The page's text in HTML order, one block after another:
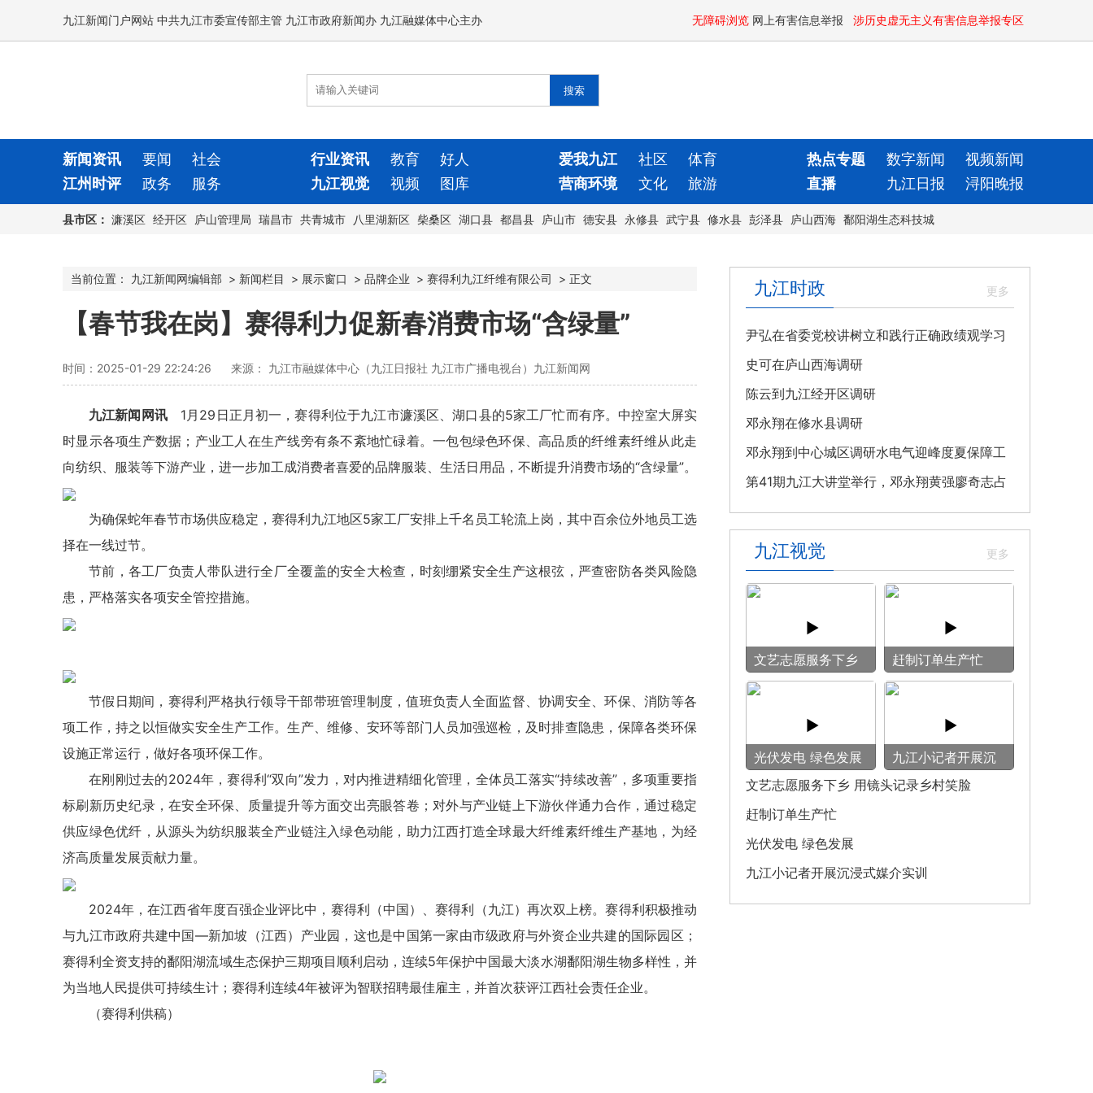
九江新闻门户网站 中共九江市委宣传部主管 九江市政府新闻办 九江融媒体中心主办 无障碍浏览 网上有害信息举报 涉历史虚无主义有害信息举报专区
新闻资讯 要闻 社会 行业资讯 教育 好人 爱我九江 社区 体育 热点专题 数字新闻
视频新闻
江州时评
政务 服务 九江视觉 视频 图库 营商环境 文化 旅游 直播 九江日报 浔阳晚报
县市区： 濂溪区 经开区 庐山管理局 瑞昌市 共青城市 八里湖新区 柴桑区 湖口县 都昌县 庐山市 德安县 永修县 武宁县 修水县 彭泽县 庐山西海 鄱阳湖生态科技城
当前位置： 九江新闻网编辑部 > 新闻栏目 > 展示窗口 > 品牌企业 > 赛得利九江纤维有限公司 > 正文
【春节我在岗】赛得利力促新春消费市场“含绿量”
时间：2025-01-29 22:24:26 来源： 九江市融媒体中心（九江日报社 九江市广播电视台）九江新闻网
九江新闻网讯1月29日正月初一，赛得利位于九江市濂溪区、湖口县的5家工厂忙而有序。中控室大屏实
时显示各项生产数据；产业工人在生产线旁有条不紊地忙碌着。一包包绿色环保、高品质的纤维素纤维从此走
向纺织、服装等下游产业，进一步加工成消费者喜爱的品牌服装、生活日用品，不断提升消费市场的“含绿量”。
为确保蛇年春节市场供应稳定，赛得利九江地区5家工厂安排上千名员工轮流上岗，其中百余位外地员工选
择在一线过节。
节前，各工厂负责人带队进行全厂全覆盖的安全大检查，时刻绷紧安全生产这根弦，严查密防各类风险隐
患，严格落实各项安全管控措施。
节假日期间，赛得利严格执行领导干部带班管理制度，值班负责人全面监督、协调安全、环保、消防等各
项工作，持之以恒做实安全生产工作。生产、维修、安环等部门人员加强巡检，及时排查隐患，保障各类环保
设施正常运行，做好各项环保工作。
在刚刚过去的2024年，赛得利“双向”发力，对内推进精细化管理，全体员工落实“持续改善”，多项重要指
标刷新历史纪录，在安全环保、质量提升等方面交出亮眼答卷；对外与产业链上下游伙伴通力合作，通过稳定
供应绿色优纤，从源头为纺织服装全产业链注入绿色动能，助力江西打造全球最大纤维素纤维生产基地，为经
济高质量发展贡献力量。
2024年，在江西省年度百强企业评比中，赛得利（中国）、赛得利（九江）再次双上榜。赛得利积极推动
与九江市政府共建中国—新加坡（江西）产业园，这也是中国第一家由市级政府与外资企业共建的国际园区；
赛得利全资支持的鄱阳湖流域生态保护三期项目顺利启动，连续5年保护中国最大淡水湖鄱阳湖生物多样性，并
为当地人民提供可持续生计；赛得利连续4年被评为智联招聘最佳雇主，并首次获评江西社会责任企业。
（赛得利供稿）
九江时政
尹弘在省委党校讲树立和践行正确政绩观学习
教育专题党课
史可在庐山西海调研
陈云到九江经开区调研
邓永翔在修水县调研
邓永翔到中心城区调研水电气迎峰度夏保障工
作
第41期九江大讲堂举行，邓永翔黄强廖奇志占
勇出席
九江视觉
文艺志愿服务下乡
用镜头记录乡村笑
赶制订单生产忙
光伏发电 绿色发展
九江小记者开展沉
浸式媒介实训
文艺志愿服务下乡 用镜头记录乡村笑脸
赶制订单生产忙
光伏发电 绿色发展
九江小记者开展沉浸式媒介实训